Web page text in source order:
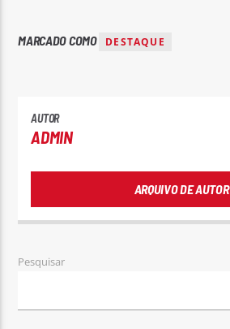
Rádio No ar
MARCADO COMO DESTAQUE
AUTOR
ADMIN
ARQUIVO DE AUTOR
Pesquisar